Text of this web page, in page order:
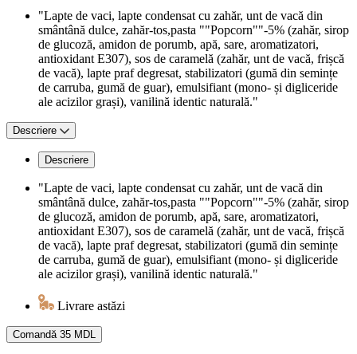
"Lapte de vaci, lapte condensat cu zahăr, unt de vacă din
smântână dulce, zahăr-tos,pasta ""Popcorn""-5% (zahăr, sirop
de glucoză, amidon de porumb, apă, sare, aromatizatori,
antioxidant E307), sos de caramelă (zahăr, unt de vacă, frișcă
de vacă), lapte praf degresat, stabilizatori (gumă din semințe
de carruba, gumă de guar), emulsifiant (mono- și digliceride
ale acizilor grași), vanilină identic naturală."
Descriere
Descriere
"Lapte de vaci, lapte condensat cu zahăr, unt de vacă din
smântână dulce, zahăr-tos,pasta ""Popcorn""-5% (zahăr, sirop
de glucoză, amidon de porumb, apă, sare, aromatizatori,
antioxidant E307), sos de caramelă (zahăr, unt de vacă, frișcă
de vacă), lapte praf degresat, stabilizatori (gumă din semințe
de carruba, gumă de guar), emulsifiant (mono- și digliceride
ale acizilor grași), vanilină identic naturală."
Livrare astăzi
Comandă 35 MDL